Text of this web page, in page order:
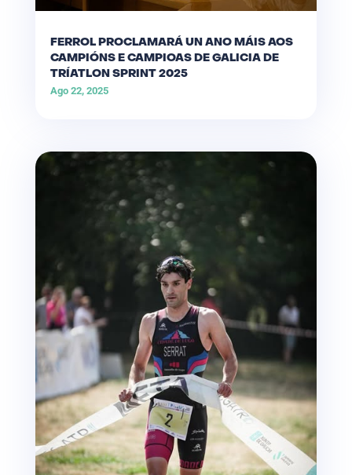
FERROL PROCLAMARÁ UN ANO MÁIS AOS
CAMPIÓNS E CAMPIOAS DE GALICIA DE
TRÍATLON SPRINT 2025
Ago 22, 2025